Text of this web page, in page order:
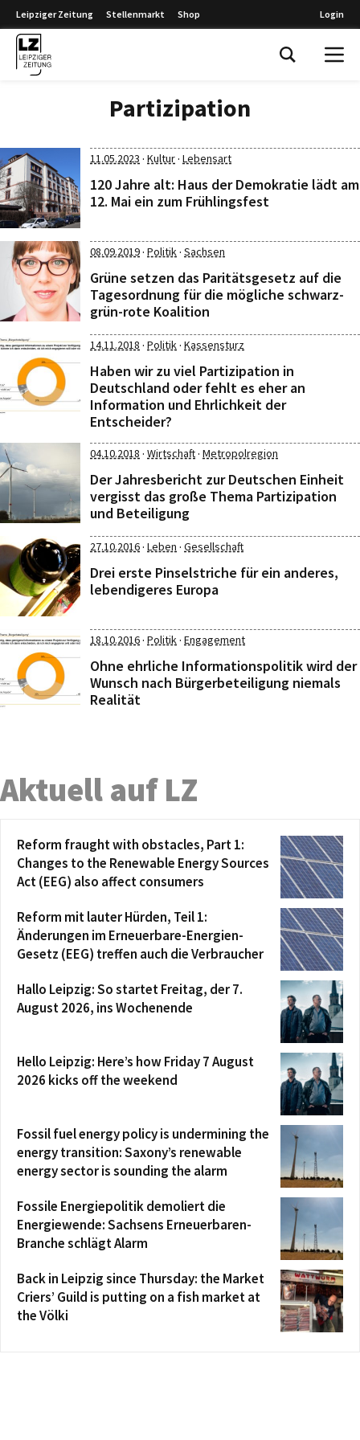
Leipziger Zeitung Stellenmarkt Shop Login
Partizipation
11.05.2023 · Kultur· Lebensart
120 Jahre alt: Haus der Demokratie lädt am
12. Mai ein zum Frühlingsfest
08.09.2019· Politik· Sachsen
Grüne setzen das Paritätsgesetz auf die
Tagesordnung für die mögliche schwarz-
grün-rote Koalition
14.11.2018 · Politik· Kassensturz
Haben wir zu viel Partizipation in
Deutschland oder fehlt es eher an
Information und Ehrlichkeit der
Entscheider?
04.10.2018 · Wirtschaft· Metropolregion
Der Jahresbericht zur Deutschen Einheit
vergisst das große Thema Partizipation
und Beteiligung
27.10.2016· Leben · Gesellschaft
Drei erste Pinselstriche für ein anderes,
lebendigeres Europa
18.10.2016· Politik· Engagement
Ohne ehrliche Informationspolitik wird der
Wunsch nach Bürgerbeteiligung niemals
Realität
Aktuell auf LZ
Reform fraught with obstacles, Part 1:
Changes to the Renewable Energy Sources
Act (EEG) also affect consumers
Reform mit lauter Hürden, Teil 1:
Änderungen im Erneuerbare-Energien-
Gesetz (EEG) treffen auch die Verbraucher
Hallo Leipzig: So startet Freitag, der 7.
August 2026, ins Wochenende
Hello Leipzig: Here’s how Friday 7 August
2026 kicks off the weekend
Fossil fuel energy policy is undermining the
energy transition: Saxony’s renewable
energy sector is sounding the alarm
Fossile Energiepolitik demoliert die
Energiewende: Sachsens Erneuerbaren-
Branche schlägt Alarm
Back in Leipzig since Thursday: the Market
Criers’ Guild is putting on a fish market at
the Völki